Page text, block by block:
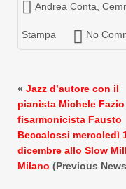
Andrea Conta
Stampa No
« Jazz d’autore con il
pianista Michele
fisarmonicista Fausto
Beccalossi mercoledì
dicembre allo Slow
Milano (Previous